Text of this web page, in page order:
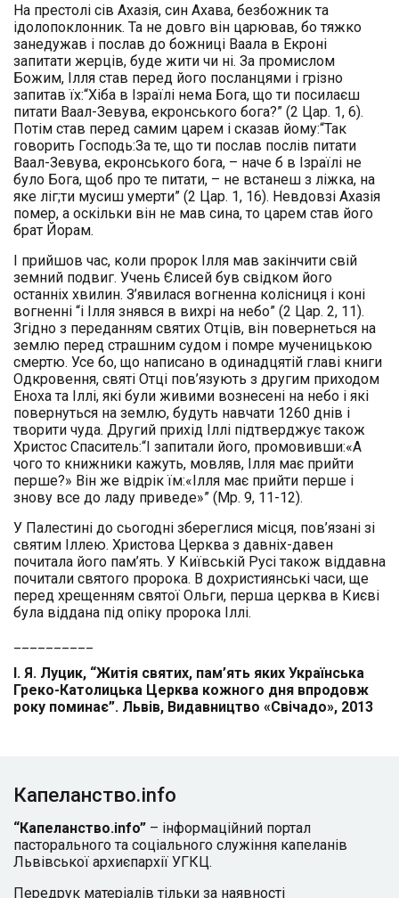
На престолі сів Ахазія, син Ахава, безбожник та
ідолопоклонник. Та не довго він царював, бо тяжко
занедужав і послав до божниці Ваала в Екроні
запитати жерців, буде жити чи ні. За промислом
Божим, Ілля став перед його посланцями і грізно
запитав їх:“Хіба в Ізраїлі нема Бога, що ти посилаєш
питати Ваал-Зевува, екронського бога?” (2 Цар. 1, 6).
Потім став перед самим царем і сказав йому:“Так
говорить Господь:За те, що ти послав послів питати
Ваал-Зевува, екронського бога, – наче б в Ізраїлі не
було Бога, щоб про те питати, – не встанеш з ліжка, на
яке ліг;ти мусиш умерти” (2 Цар. 1, 16). Невдовзі Ахазія
помер, а оскільки він не мав сина, то царем став його
брат Йорам.
І прийшов час, коли пророк Ілля мав закінчити свій
земний подвиг. Учень Єлисей був свідком його
останніх хвилин. З’явилася вогненна колісниця і коні
вогненні “і Ілля знявся в вихрі на небо” (2 Цар. 2, 11).
Згідно з переданням святих Отців, він повернеться на
землю перед страшним судом і помре мученицькою
смертю. Усе бо, що написано в одинадцятій главі книги
Одкровення, святі Отці пов’язують з другим приходом
Еноха та Іллі, які були живими вознесені на небо і які
повернуться на землю, будуть навчати 1260 днів і
творити чуда. Другий прихід Іллі підтверджує також
Христос Спаситель:“І запитали його, промовивши:«А
чого то книжники кажуть, мовляв, Ілля має прийти
перше?» Він же відрік їм:«Ілля має прийти перше і
знову все до ладу приведе»” (Мр. 9, 11-12).
У Палестині до сьогодні збереглися місця, пов’язані зі
святим Іллею. Христова Церква з давніх-давен
почитала його пам’ять. У Київській Русі також віддавна
почитали святого пророка. В дохристиянські часи, ще
перед хрещенням святої Ольги, перша церква в Києві
була віддана під опіку пророка Іллі.
І. Я. Луцик, “Житія святих, пам’ять яких Українська
Греко-Католицька Церква кожного дня впродовж
року поминає”. Львів, Видавництво «Свічадо», 2013
Капеланство.info
“Капеланство.info” – інформаційний портал
пасторального та соціального служіння капеланів
Львівської архиєпархії УГКЦ.
Передрук матеріалів тільки за наявності